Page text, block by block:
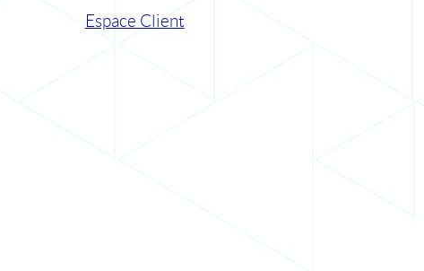
Espace Client